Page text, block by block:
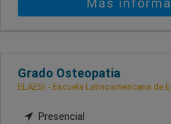
Más
Grado Osteopatia
ELAESI - Escuela Latinoamericana de
Presencial